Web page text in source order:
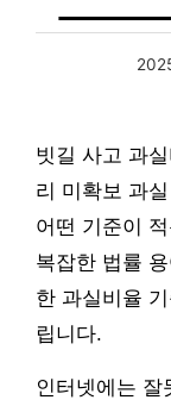
빗길 사고 과
리 미확보 과
어떤 기준이
복잡한 법률
한 과실비율
립니다.
인터넷에는